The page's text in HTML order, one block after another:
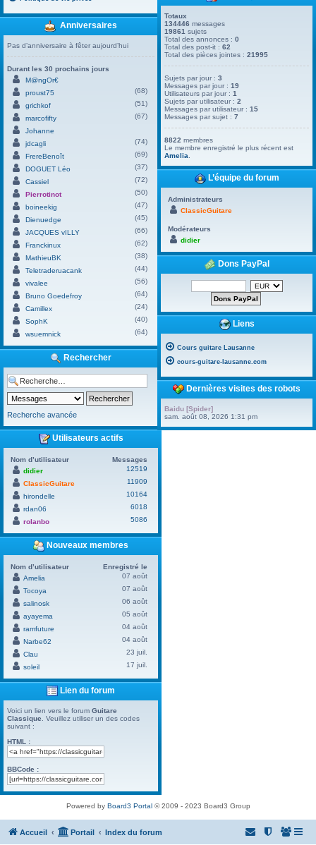
Anniversaires
Pas d’anniversaire à fêter aujourd’hui
Durant les 30 prochains jours
M@ngOr€
proust75
(68)
grichkof
(51)
marcofifty
(67)
Johanne
jdcagli
(74)
FrereBenoît
(69)
DOGUET Léo
(37)
Cassiel
(72)
Pierrotinot
(50)
boineekig
(47)
Dienuedge
(45)
JACQUES vILLY
(66)
Franckinux
(62)
MathieuBK
(38)
Teletraderuacank
(44)
vivalee
(56)
Bruno Goedefroy
(64)
Camillex
(24)
SophK
(40)
wsuemnick
(64)
Rechercher
Recherche avancée
Utilisateurs actifs
Nom d’utilisateur
Messages
didier
12519
ClassicGuitare
11909
hirondelle
10164
rdan06
6018
rolanbo
5086
Nouveaux membres
Nom d’utilisateur
Enregistré le
Amelia
07 août
Tocoya
07 août
salinosk
06 août
ayayema
05 août
ramfuture
04 août
Narbe62
04 août
Clau
23 juil.
soleil
17 juil.
Lien du forum
Voici un lien vers le forum Guitare
Classique . Veuillez utiliser un des codes
suivant :
HTML :
BBCode :
Totaux
134446 messages
19861 sujets
Total des annonces :0
Total des post-it :62
Total des pièces jointes :21995
Sujets par jour :3
Messages par jour :19
Utilisateurs par jour :1
Sujets par utilisateur :2
Messages par utilisateur :15
Messages par sujet :7
8822 membres
Le membre enregistré le plus récent est
Amelia
L’équipe du forum
Administrateurs
ClassicGuitare
Modérateurs
didier
Dons PayPal
Liens
Cours guitare Lausanne
cours-guitare-lausanne.com
Dernières visites des robots
Baidu [Spider]
sam. août 08, 2026 1:31 pm
Powered by Board3 Portal© 2009 - 2023 Board3 Group
Accueil Portail Index du forum